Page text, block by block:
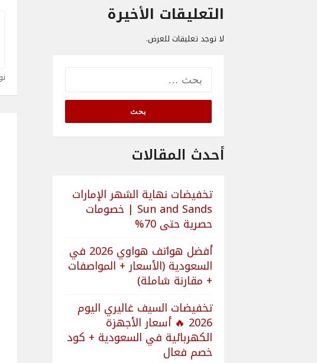
التعليقات الأخيرة
لا توجد تعليقات للعرض.
البحث
عن:
أحدث المقالات
تخفيضات نهاية الشهر الإمارات
Sun and Sands | خصومات
حصرية حتى 70%
أفضل هواتف هواوي 2026 في
السعودية (الأسعار + المواصفات
+ مقارنة شاملة)
تخفيضات السيف غاليري اليوم
2026 🔥 أسعار الأجهزة
الكهربائية في السعودية + كود
خصم فعال